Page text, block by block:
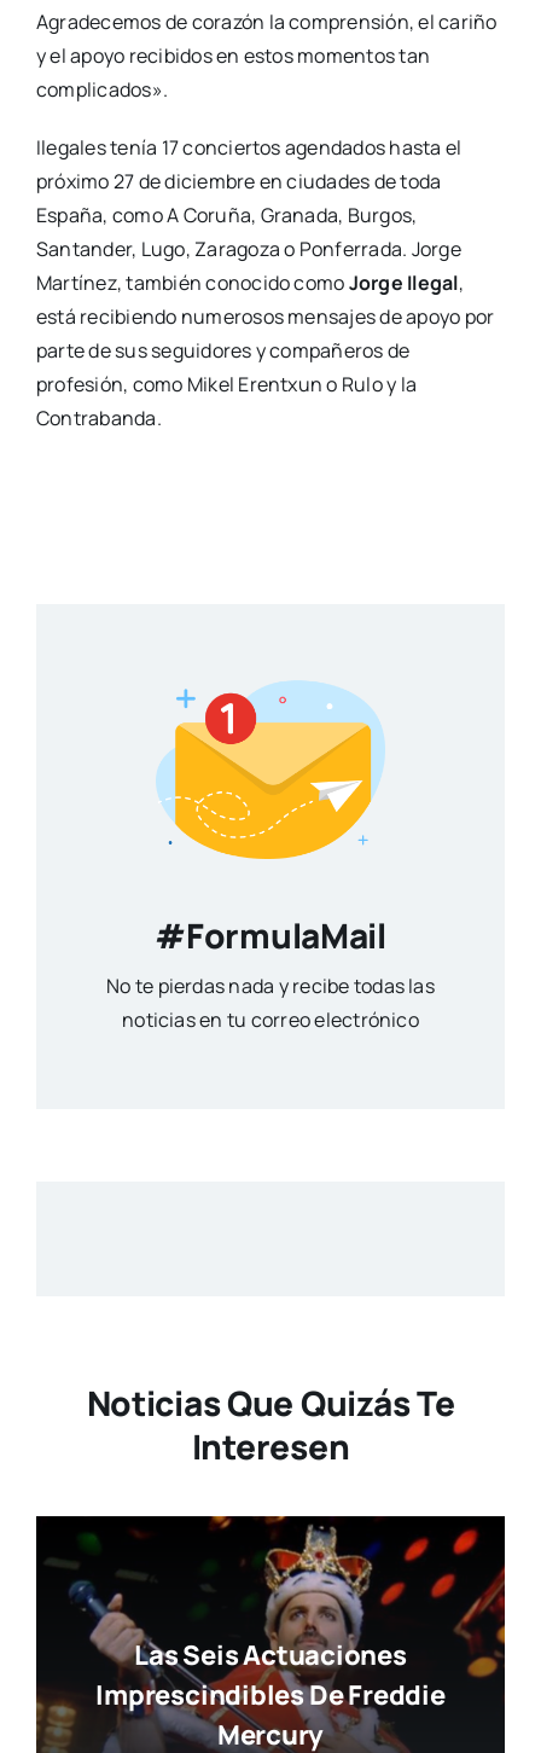
Agradecemos de corazón la comprensión, el cariño
y el apoyo recibidos en estos momentos tan
complicados».
Ilegales tenía 17 conciertos agendados hasta el
próximo 27 de diciembre en ciudades de toda
España, como A Coruña, Granada, Burgos,
Santander, Lugo, Zaragoza o Ponferrada. Jorge
Martínez, también conocido comoJorge Ilegal,
está recibiendo numerosos mensajes de apoyo por
parte de sus seguidores y compañeros de
profesión, como Mikel Erentxun o Rulo y la
Contrabanda.
#FormulaMail
No te pierdas nada y recibe todas las
noticias en tu correo electrónico
Noticias Que Quizás Te
Interesen
Las Seis Actuaciones
Imprescindibles De Freddie
Mercury